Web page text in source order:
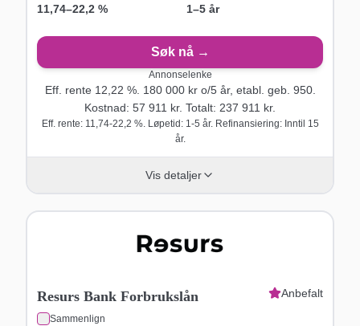
11,74–22,2 % 1–5 år
Søk nå →
Annonselenke
Eff. rente 12,22 %. 180 000kr o/5år, etabl. geb. 950.
Kostnad: 57 911 kr. Totalt: 237 911 kr.
Eff. rente: 11,74-22,2 %. Løpetid: 1-5 år. Refinansiering: Inntil 15
år.
Vis detaljer
Resurs Bank Forbrukslån
Sammenlign
Anbefalt